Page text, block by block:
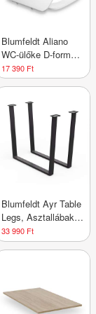
Blumfeldt Aliano
WC-ülőke D-forma,
lassú záródás,
antibakteriális
17 390 Ft
Blumfeldt Ayr Table
Legs, Asztallábak
82 x 72 cm, fém
33 990 Ft